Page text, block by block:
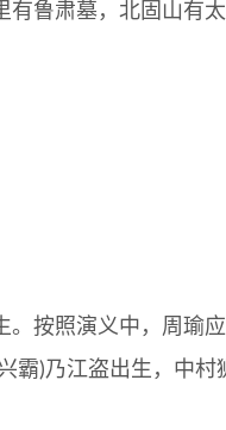
鲁肃墓，北固山有
按照演义中，周瑜
霸)乃江盗出生，中